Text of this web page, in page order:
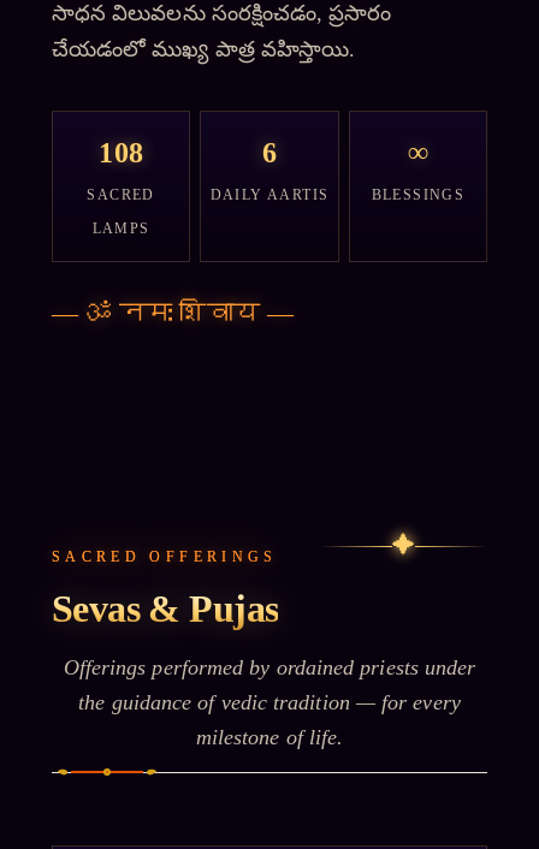
సాధన విలువలను సంరక్షించడం, ప్రసారం
చేయడంలో ముఖ్య పాత్ర వహిస్తాయి.
108
SACRED
LAMPS
6
DAILY AARTIS
∞
BLESSINGS
— ॐ नमः शिवाय—
SACRED OFFERINGS ✦
Sevas & Pujas
Offerings performed by ordained priests under
the guidance of vedic tradition — for every
milestone of life.